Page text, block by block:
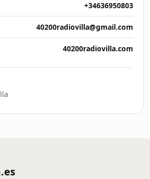
+34636950803
40200radiovilla@gmail.com
40200radiovilla.com